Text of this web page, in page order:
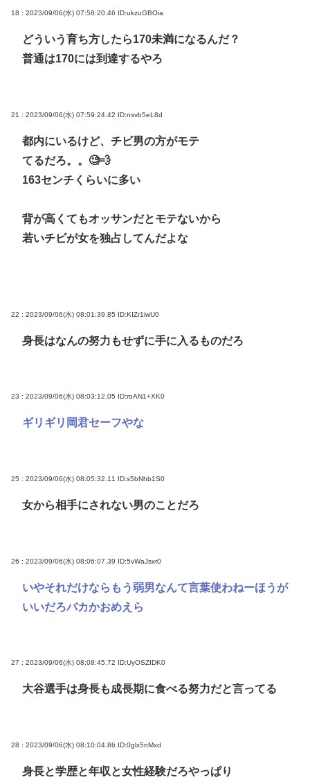
18 : 2023/09/06(水) 07:58:20.46 ID:ukzuGBOia
どういう育ち方したら170未満になるんだ？
普通は170には到達するやろ
21 : 2023/09/06(水) 07:59:24.42 ID:nsvb5eL8d
都内にいるけど、チビ男の方がモテ
てるだろ。。🧐💨
163センチくらいに多い
背が高くてもオッサンだとモテないから
若いチビが女を独占してんだよな
22 : 2023/09/06(水) 08:01:39.85 ID:KIZr1iwU0
身長はなんの努力もせずに手に入るものだろ
23 : 2023/09/06(水) 08:03:12.05 ID:roAN1+XK0
ギリギリ岡君セーフやな
25 : 2023/09/06(水) 08:05:32.11 ID:s5bNhb1S0
女から相手にされない男のことだろ
26 : 2023/09/06(水) 08:06:07.39 ID:5vWaJsxr0
いやそれだけならもう弱男なんて言葉使わねーほうが
いいだろバカかおめえら
27 : 2023/09/06(水) 08:08:45.72 ID:UyOSZIDK0
大谷選手は身長も成長期に食べる努力だと言ってる
28 : 2023/09/06(水) 08:10:04.86 ID:0glx5nMxd
身長と学歴と年収と女性経験だろやっぱり